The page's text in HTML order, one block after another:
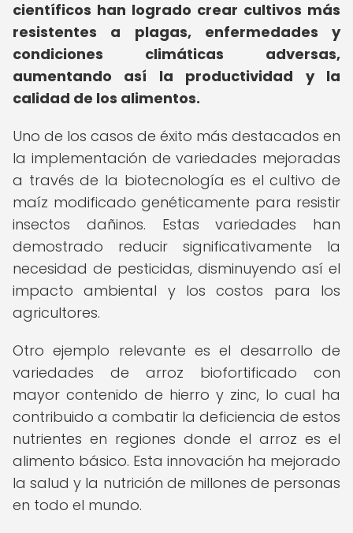
científicos han logrado crear cultivos más
resistentes a plagas, enfermedades y
condiciones climáticas adversas,
aumentando así la productividad y la
calidad de los alimentos.
Uno de los casos de éxito más destacados en
la implementación de variedades mejoradas
a través de la biotecnología es el cultivo de
maíz modificado genéticamente para resistir
insectos dañinos. Estas variedades han
demostrado reducir significativamente la
necesidad de pesticidas, disminuyendo así el
impacto ambiental y los costos para los
agricultores.
Otro ejemplo relevante es el desarrollo de
variedades de arroz biofortificado con
mayor contenido de hierro y zinc, lo cual ha
contribuido a combatir la deficiencia de estos
nutrientes en regiones donde el arroz es el
alimento básico. Esta innovación ha mejorado
la salud y la nutrición de millones de personas
en todo el mundo.